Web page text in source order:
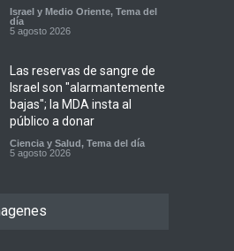
Israel y Medio Oriente, Tema del
día
5 agosto 2026
Las reservas de sangre de
Israel son "alarmantemente
bajas"; la MDA insta al
público a donar
Ciencia y Salud, Tema del día
5 agosto 2026